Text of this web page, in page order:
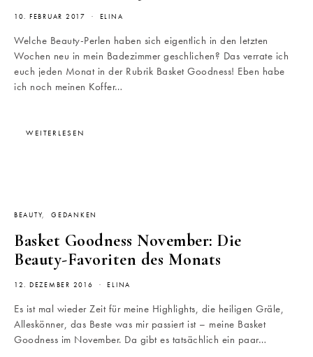
10. FEBRUAR 2017 ELINA
Welche Beauty-Perlen haben sich eigentlich in den letzten
Wochen neu in mein Badezimmer geschlichen? Das verrate ich
euch jeden Monat in der Rubrik Basket Goodness! Eben habe
ich noch meinen Koffer…
WEITERLESEN
BEAUTY GEDANKEN
Basket Goodness November: Die
Beauty-Favoriten des Monats
12. DEZEMBER 2016 ELINA
Es ist mal wieder Zeit für meine Highlights, die heiligen Gräle,
Alleskönner, das Beste was mir passiert ist – meine Basket
Goodness im November. Da gibt es tatsächlich ein paar…